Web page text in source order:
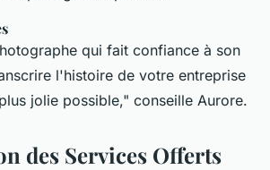
qui fait confiance à son
l'histoire de votre entreprise
jolie possible," conseille Aurore.
des Services Offerts